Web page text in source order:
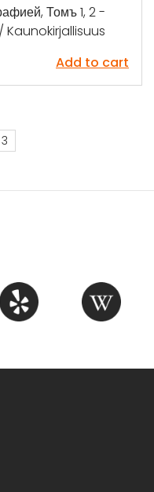
Томъ 1, 2 -
Kaunokirjallisuus
Add to cart
3